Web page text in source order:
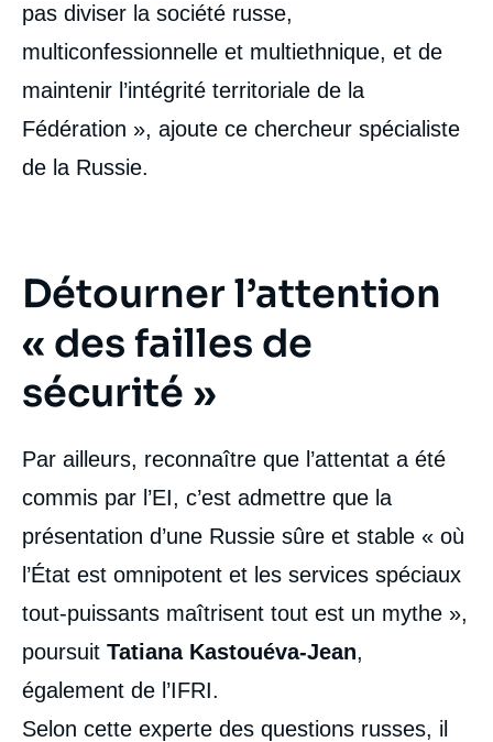
pas diviser la société russe,
multiconfessionnelle et multiethnique, et de
maintenir l’intégrité territoriale de la
Fédération », ajoute ce chercheur spécialiste
de la Russie.
Détourner l’attention
« des failles de
sécurité »
Par ailleurs, reconnaître que l’attentat a été
commis par l’EI, c’est admettre que la
présentation d’une Russie sûre et stable « où
l’État est omnipotent et les services spéciaux
tout-puissants maîtrisent tout est un mythe »,
poursuit Tatiana Kastouéva-Jean,
également de l’IFRI.
Selon cette experte des questions russes, il